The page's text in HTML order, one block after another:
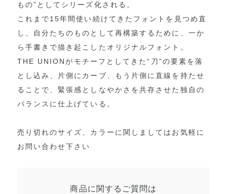
もの”としてシリーズ化される。
これまで15年間使い続けてきたフォントを見つめ直
し、自分たちのものとして再構築するために、一か
ら手書きで描き起こしたオリジナルフォント。
THE UNIONがモチーフとしてきた“刀”の要素を落
とし込み、片側にカーブ、もう片側に直線を持たせ
ることで、緊張感としなやかさを共存させた独自の
バランスに仕上げている。
売り切れのサイズ、カラーに関しましてはお気軽に
お問い合わせ下さい
商品に関するご質問は